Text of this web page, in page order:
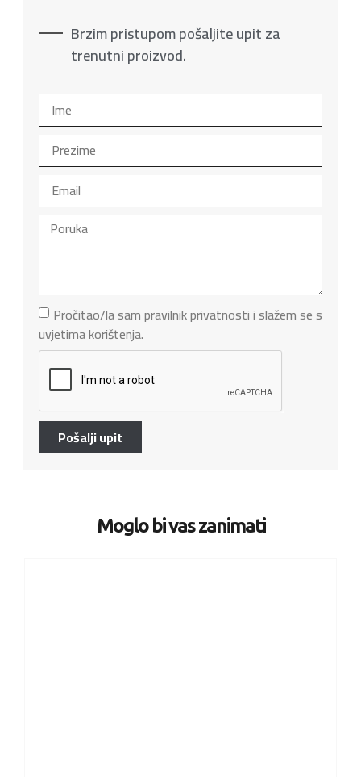
Brzim pristupom pošaljite upit za
trenutni proizvod.
Pročitao/la sam pravilnik privatnosti i slažem se s
uvjetima korištenja.
Pošalji upit
Moglo bi vas zanimati